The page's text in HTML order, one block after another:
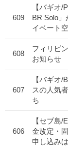
609
【バギオ
BR Solo
イベート
608
フィリピ
お知らせ
607
【バギオ
スの人気
ち
606
【セブ島/
金改定・
申し込み